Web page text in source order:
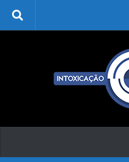
Skip to content